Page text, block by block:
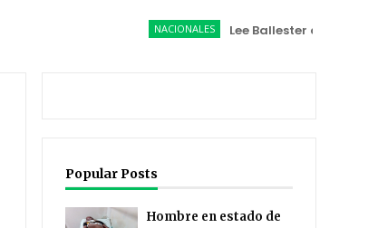
NACIONALES Lee Ballester a los que se
Popular Posts
Hombre en estado de